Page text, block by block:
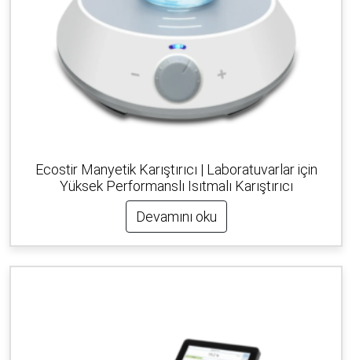
Ecostir Manyetik Karıştırıcı | Laboratuvarlar için
Yüksek Performanslı Isıtmalı Karıştırıcı
Devamını oku